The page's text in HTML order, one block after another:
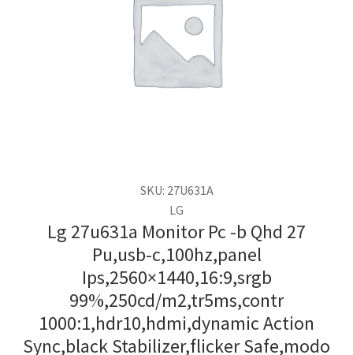
SKU: 27U631A
LG
Lg 27u631a Monitor Pc -b Qhd 27
Pu,usb-c,100hz,panel
Ips,2560×1440,16:9,srgb
99%,250cd/m2,tr5ms,contr
1000:1,hdr10,hdmi,dynamic Action
Sync,black Stabilizer,flicker Safe,modo